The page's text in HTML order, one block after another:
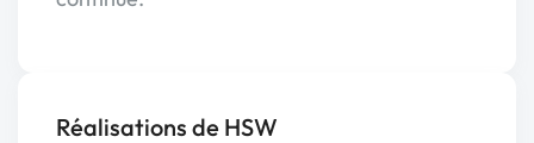
Réalisations de HSW